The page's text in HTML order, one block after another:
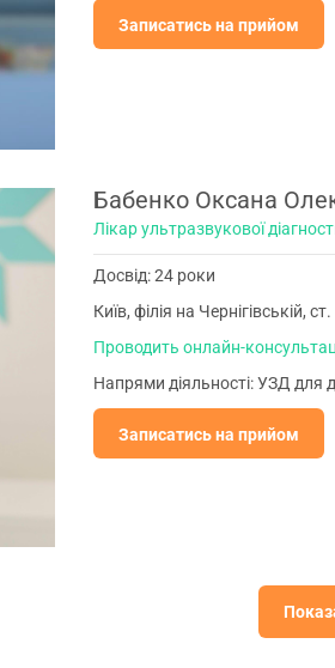
Записатись на прийом
Бабенко Оксана
Лікар ультразвукової
Досвід: 24 роки
Київ, філія на Чернігівській,
Проводить онлайн-
Напрями діяльності: УЗД для
Записатись на прийом